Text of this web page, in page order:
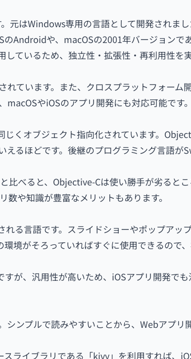
元はWindows専用の言語として開発されま
Androidや、macOSの2001年バージョンで
ているため、独立性・拡張性・再利用性を
ています。また、クロスプラットフォーム
やiOSのアプリ開発にも対応可能です。
くオブジェクト指向化されています。
えるほどです。後継のプログラミング言語が
比べると、Objective-Cは使い勝手が劣ると
や知識が豊富なメリットもあります。
る言語です。スライドショーやポップアッ
境がそろっていればすぐに使用できるので
が、汎用性が高いため、iOSアプリ開発でも
ンプルで読みやすいことから、Webアプリ
ライブラリである「kivy」を利用すれば、